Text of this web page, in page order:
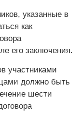
указанные в
как
его заключения.
участниками
должно быть
шести